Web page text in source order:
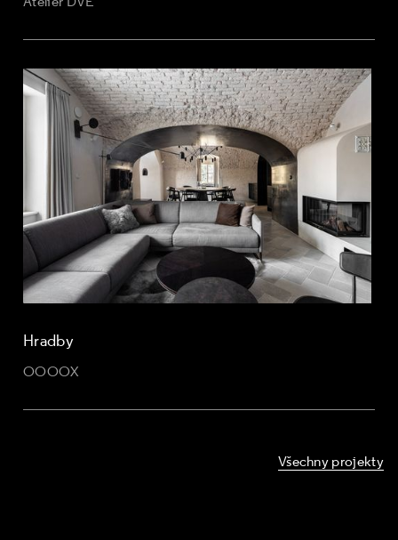
Hradby
OOOOX
Všechny projekty